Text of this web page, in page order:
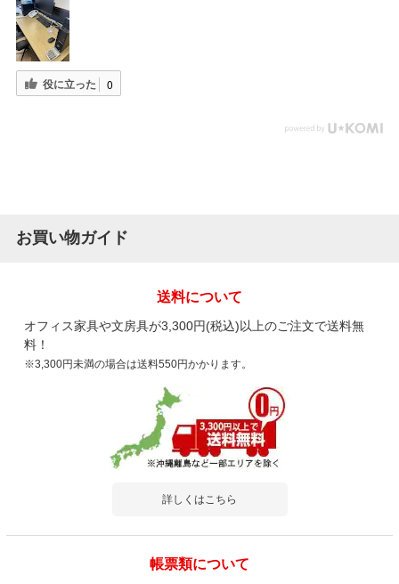
役に立った 0
お買い物ガイド
送料について
オフィス家具や文房具が3,300円(税込)以上のご注文で送料無
料！
※3,300円未満の場合は送料550円かかります。
詳しくはこちら
帳票類について